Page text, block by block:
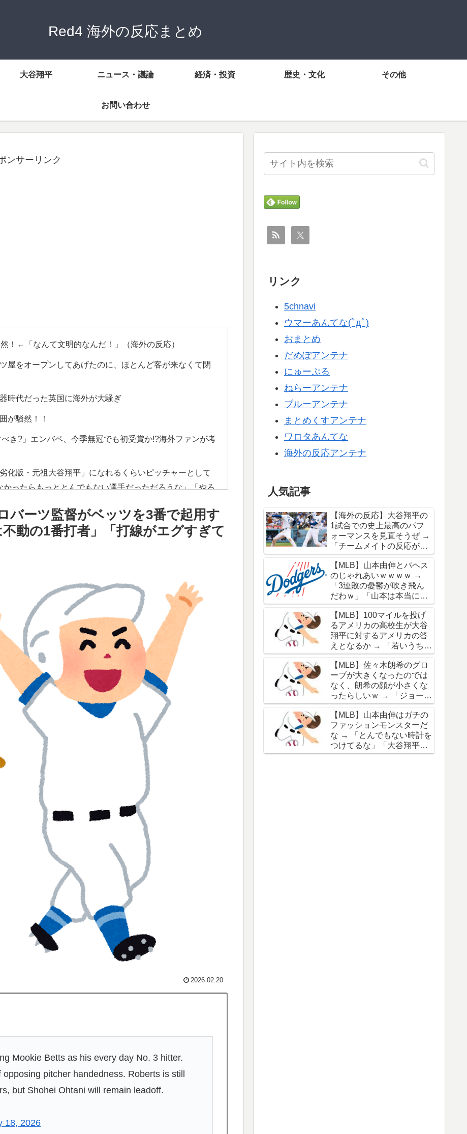
Red4 海外の反応まとめ
大谷翔平 ニュース・議論 経済・投資 歴史・文化 その他
お問い合わせ
ンサーリンク
！←「なんて文明的なんだ！」（海外の反応）
屋をオープンしてあげたのに、ほとんど客が来なくて閉
時代だった英国に海外が大騒ぎ
が騒然！！
き?」エンバペ、今季無冠でも初受賞か!?海外ファンが考
化版・元祖大谷翔平」になれるくらいピッチャーとして
ったらもっととんでもない選手だっただろうな」「やろ
街頭インタビューに登場した女子高生4人組がエモすぎる
ョコレート知ってる？」
正式オファー・・・」→「あいつがそれほどなのか（ブ
わないけど、それでもやっぱり羨ましいね」
みが半端じゃない…！」外国人を夢中ににする世界観の
正式オファー・・・」→「あいつがそれほどなのか（ﾌﾞﾙ
ない...
臭いを消す方法をご覧ください」→「これマジ？」
レス加入が決定的に！メディカル検査をパス！現地サポ
反応】
レミア移籍が浮上！現地サポが大興奮！獲得を望む声が
を壮大に勘違いして一発退場「どんな空間認識能力だよ
…！」海外のアニメファンが一番泣いた日本のアニメと
レス加入が決定的に！メディカル検査をパス！現地サポ
反応】
、実は東南アジア人と同列に見ているというのは本当な
レビ局が下した驚きの表現規制に韓国人がビックリ仰
」ってどう思う？ 第1話 高町流捕縛術に死角なし！
四球が多かったの？「45歳引退で通算打率.311の突然変
普通のテレビ番組が最新SNSの数十年先を行っていたと
ランス製「日本のパン」に海外が大騒ぎ
ーwww
性は優しい」【タイ人の反応】
て動かなくなった闘牛場の映像【海外の反応】
防署を訪れたちびっ子集団が世界をメロメロに
バーツ監督がベッツを3番で起用す
動の1番打者」「打線がエグすぎて
2026.02.20
Mookie Betts as his every day No. 3 hitter.
pitcher handedness. Roberts is still
but Shohei Ohtani will remain leadoff.
18, 2026
リンク
5chnavi
ウマーあんてな(ﾟдﾟ)
おまとめ
だめぽアンテナ
にゅーぷる
ねらーアンテナ
ブルーアンテナ
まとめくすアンテナ
ワロタあんてな
海外の反応アンテナ
人気記事
【海外の反応】大谷翔平の
1試合での史上最高のパフ
ォーマンスを見直そうぜ →
「チームメイトの反応が凄
さを物語ってるな」「ワー
ルドシリーズで延長18回ま
でいった試合も凄かった」
【MLB】山本由伸とパヘス
のじゃれあいｗｗｗｗ →
「3連敗の憂鬱が吹き飛ん
だわｗ」「山本は本当にオ
シャレだな」
【MLB】100マイルを投げ
るアメリカの高校生が大谷
翔平に対するアメリカの答
えとなるか → 「若いうちか
ら神格化されても期待通り
のキャリアを築けるのはほ
んの一握りだからな」「大
谷の名前を出したのはクリ
ック数稼ぎでしかないわ」
【MLB】佐々木朗希のグロ
ーブが大きくなったのでは
なく、朗希の顔が小さくな
ったらしいｗ → 「ジョーク
が出るってことは絶好調の
証拠だな」「癖なのか精神
的なものなのか分からない
がいい方向に進んだのはい
いことだ」
【MLB】山本由伸はガチの
ファッションモンスターだ
な → 「とんでもない時計を
つけてるな」「大谷翔平と
は真逆だな」